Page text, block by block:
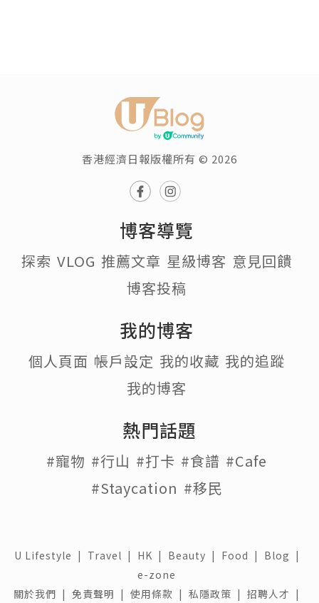
香港經濟日報版權所有 © 2026
博客導覽
探索 VLOG 推薦文章 星級博客 意見回饋
博客投稿
我的博客
個人頁面 帳戶設定 我的收藏 我的追蹤
我的博客
熱門話題
#寵物 #行山 #打卡 #食譜 #Cafe
#Staycation #移民
U Lifestyle | Travel | HK | Beauty | Food | Blog |
e-zone
關於我們 | 免責聲明 | 使用條款 | 私隱政策 | 招聘人才 |